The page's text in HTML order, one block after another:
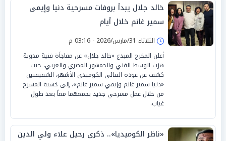
خالد جلال يبدأ بروفات مسرحية دنيا وإيمى
سمير غانم خلال أيام
الثلاثاء 31/مارس/2026 - 03:16 م
أعلن المخرج المبدع «خالد جلال» عن مفاجأة فنية مدوية
هزت الوسط الفني والجمهور المصري والعربي، حيث
كشف عن عودة الثنائي الكوميدي الأشهر، الشقيقتين
«دنيا سمير غانم وإيمي سمير غانم»، إلى خشبة المسرح
من خلال عمل مسرحي جديد يجمعهما معاً بعد طول
غياب.
«ناظر الكوميديا».. ذكرى رحيل علاء ولي الدين